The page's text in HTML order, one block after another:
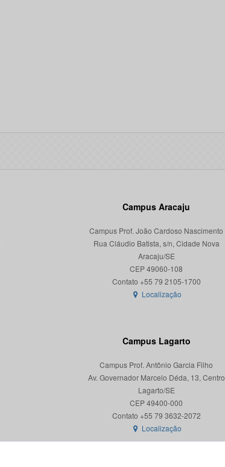
Campus Aracaju
Campus Prof. João Cardoso Nascimento
Rua Cláudio Batista, s/n, Cidade Nova
Aracaju/SE
CEP 49060-108
Localização
Campus Lagarto
Campus Prof. Antônio Garcia Filho
Av. Governador Marcelo Déda, 13, Centro
Lagarto/SE
CEP 49400-000
Localização